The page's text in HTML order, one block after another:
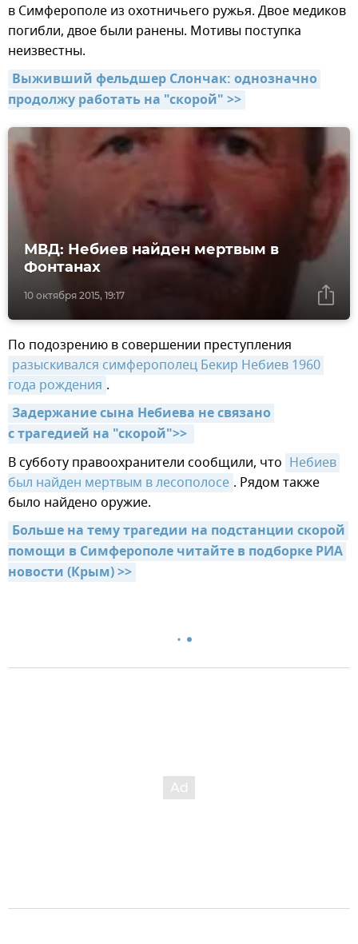
в Симферополе из охотничьего ружья. Двое медиков
погибли, двое были ранены. Мотивы поступка
неизвестны.
Выживший фельдшер Слончак: однозначно
продолжу работать на "скорой" >>
10 октября 2015, 19:17
МВД: Небиев найден мертвым в
Фонтанах
По подозрению в совершении преступления
разыскивался симферополец Бекир Небиев 1960
года рождения .
Задержание сына Небиева не связано
с трагедией на "скорой">>
В субботу правоохранители сообщили, что Небиев
был найден мертвым в лесополосе . Рядом также
было найдено оружие.
Больше на тему трагедии на подстанции скорой
помощи в Симферополе читайте в подборке РИА
новости (Крым) >>